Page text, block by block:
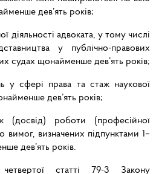
дев’ять років;
діяльності адвоката, у тому числі
у публічно-правових
судах щонайменше дев’ять років;
у сфері права та стаж наукової
дев’ять років;
роботи (професійної
вимог, визначених підпунктами 1–
дев’ять років.
статті 79-3 Закону